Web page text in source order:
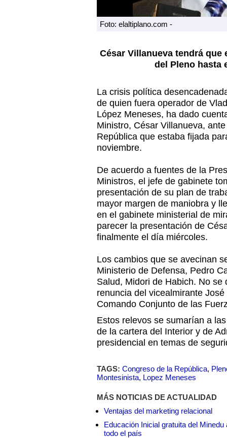
Foto: elaltiplano.com -
César Villanueva tendrá que
del Pleno hasta
La crisis política
de quien fuera operador de
López Meneses, ha dado
Ministro, César Villanueva,
República que estaba fijada
noviembre.
De acuerdo a fuentes de la
Ministros, el jefe de gabinete
presentación de su plan de
mayor margen de maniobra y
en el gabinete ministerial de
parecer la presentación de
finalmente el día miércoles.
Los cambios que se avecinan
Ministerio de Defensa, Pedro
Salud, Midori de Habich. No se
renuncia del vicealmirante
Comando Conjunto de las
Estos relevos se sumarían a
de la cartera del Interior y de
presidencial en temas de
TAGS: Congreso de la República,
Montesinista, Lopez Meneses
MÁS NOTICIAS DE ACTUALIDAD
Ventajas del marketing relacional
Educación Inicial gratuita del
todo el país